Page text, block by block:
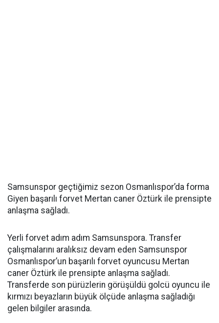
Samsunspor geçtiğimiz sezon Osmanlıspor’da forma
Giyen başarılı forvet Mertan caner Öztürk ile prensipte
anlaşma sağladı.
Yerli forvet adım adım Samsunspora. Transfer
çalışmalarını aralıksız devam eden Samsunspor
Osmanlıspor’un başarılı forvet oyuncusu Mertan
caner Öztürk ile prensipte anlaşma sağladı.
Transferde son pürüzlerin görüşüldü golcü oyuncu ile
kırmızı beyazların büyük ölçüde anlaşma sağladığı
gelen bilgiler arasında.